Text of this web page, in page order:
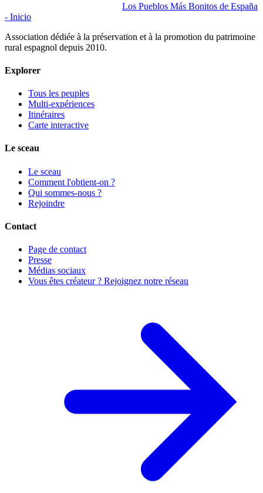
Los Pueblos Más Bonitos de España
- Inicio
Association dédiée à la préservation et à la promotion du patrimoine
rural espagnol depuis 2010.
Explorer
Tous les peuples
Multi-expériences
Itinéraires
Carte interactive
Le sceau
Le sceau
Comment l'obtient-on ?
Qui sommes-nous ?
Rejoindre
Contact
Page de contact
Presse
Médias sociaux
Vous êtes créateur ? Rejoignez notre réseau